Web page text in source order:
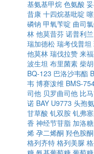
基氨基甲烷 色氨酸
昔康 十四烷基吡啶
磷钠 甲氧苄啶 曲司
林 他莫昔芬 诺普利兰
瑞加德松 瑞考伐普坦
他莫林 瑞伐拉赞 来
波生坦 布里菌素 柴
BQ-123 巴洛沙韦酯
韦 博赛泼维 BMS-
司他 贝罗曲司他 比
诺 BAY U9773 头孢
甘草酸 钆双胺 钆弗
香 神经节苷脂 加洛
烯 孕二烯酮 羟色胺酮
格列齐特 格列美脲